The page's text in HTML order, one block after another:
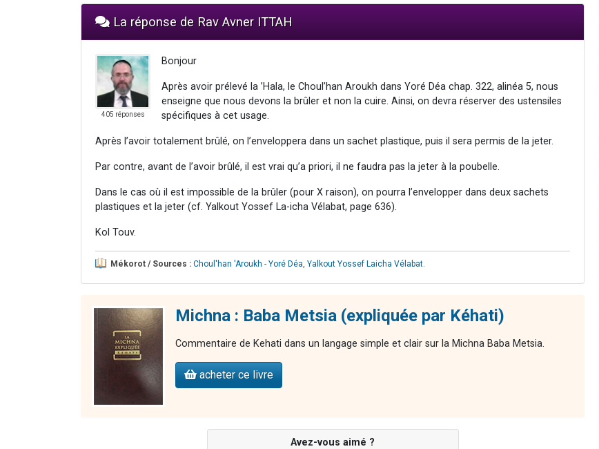
La réponse de Rav Avner ITTAH
405 réponses
Bonjour
Après avoir prélevé la ’Hala, le Choul’han Aroukh dans Yoré Déa chap. 322, alinéa 5, nous
enseigne que nous devons la brûler et non la cuire. Ainsi, on devra réserver des ustensiles
spécifiques à cet usage.
Après l’avoir totalement brûlé, on l’enveloppera dans un sachet plastique, puis il sera permis de la jeter.
Par contre, avant de l’avoir brûlé, il est vrai qu’a priori, il ne faudra pas la jeter à la poubelle.
Dans le cas où il est impossible de la brûler (pour X raison), on pourra l’envelopper dans deux sachets
plastiques et la jeter (cf. Yalkout Yossef La-icha Vélabat, page 636).
Kol Touv.
Mékorot / Sources : Choul'han 'Aroukh - Yoré Déa Yalkout Yossef Laicha Vélabat
Michna : Baba Metsia (expliquée par Kéhati)
Commentaire de Kehati dans un langage simple et clair sur la Michna Baba Metsia.
acheter ce livre
Avez-vous aimé ?